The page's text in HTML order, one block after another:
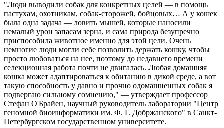
"Люди выводили собак для конкретных целей — в помощь
пастухам, охотникам, собак-сторожей, бойцовых… А у кошек
была одна задача — ловить мышей, которые наносили
немалый урон запасам зерна, и сама природа безупречно
приспособила животное именно для этой цели. Очень
немногие люди могли себе позволить держать кошку, чтобы
просто любоваться на нее, поэтому до недавнего времени
селекционная работа почти не двигалась. Любая домашняя
кошка может адаптироваться к обитанию в дикой среде, а вот
такую способность у давно и прочно одомашненных собак я
подвергаю сильному сомнению," — утверждает профессор
Стефан О'Брайен, научный руководитель лаборатории "Центр
геномной биоинформатики им. Ф. Г. Добржанского" в Санкт-
Петербургском государственном университете.